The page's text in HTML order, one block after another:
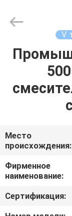
ДОМ
ШОУ
О
НАС
Reserved.
V
Место
происхождения:
Фирменное
наименование:
Сертификация: